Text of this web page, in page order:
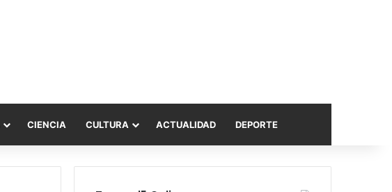
CIENCIA CULTURA ACTUALIDAD DEPORTE